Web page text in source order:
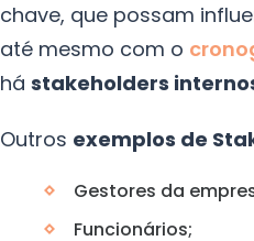
chave, que possam
até mesmo com o
há stakeholders
Outros exemplos de
Gestores da
Funcionários;